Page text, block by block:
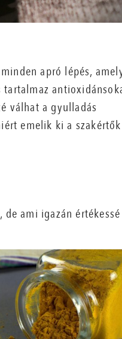
apró lépés,
tartalmaz
válhat a gyulladás
emelik ki a szakértők
ami igazán értékessé